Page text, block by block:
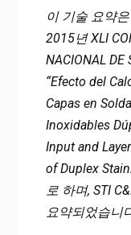
듀플렉스 스테인리
세
이 기술 요약
2015년 XLI
NACIONAL
“Efecto del
Capas en
Inoxidables
Input and
of Duplex
로 하며, STI
요약되었습니